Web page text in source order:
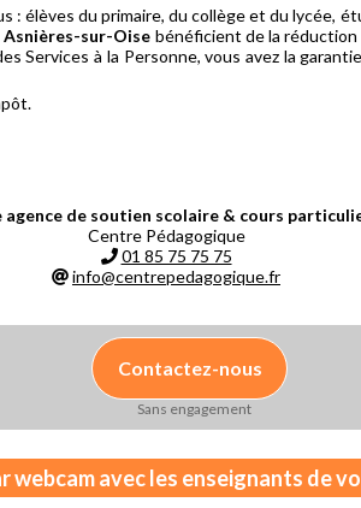
: élèves du primaire, du collège et du lycée,
Asnières-sur-Oise bénéficient de la
Services à la Personne, vous avez la
de soutien scolaire & cours
Centre Pédagogique
01 85 75 75 75
info@centrepedagogique.fr
Contactez-nous
Sans engagement
webcam avec les enseignants de